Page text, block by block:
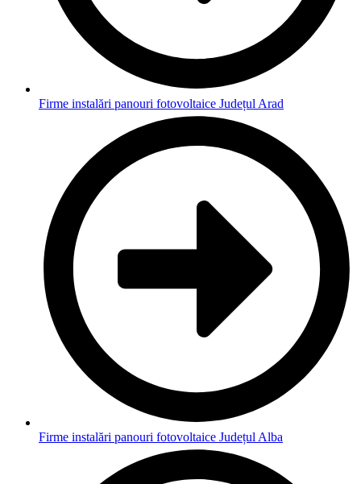
Firme instalări panouri fotovoltaice Județul Arad
Firme instalări panouri fotovoltaice Județul Alba